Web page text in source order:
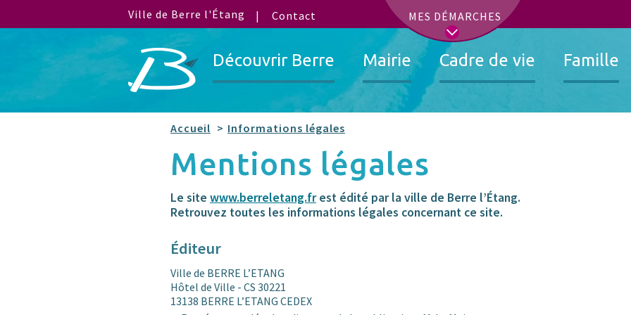
Ville de Berre l'Étang MES DÉMARCHES
Contact
Découvrir Berre Mairie Cadre de vie Famille
Accueil Informations légales
Mentions légales
Le site www.berreletang.frest édité par la ville de Berre l’Étang.
Retrouvez toutes les informations légales concernant ce site.
Éditeur
Ville de BERRE L’ETANG
Hôtel de Ville - CS 30221
13138 BERRE L’ETANG CEDEX